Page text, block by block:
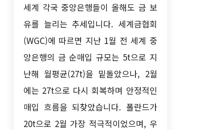
세계 각국 중앙은행들이 올해도 금 보
유를 늘리는 추세입니다. 세계금협회
(WGC)에 따르면 지난 1월 전 세계 중
앙은행의 금 순매입 규모는 5t으로 지
난해 월평균(27t)을 밑돌았으나, 2월
에는 27t으로 다시 회복하며 안정적인
매입 흐름을 되찾았습니다. 폴란드가
20t으로 2월 가장 적극적이었으며, 우